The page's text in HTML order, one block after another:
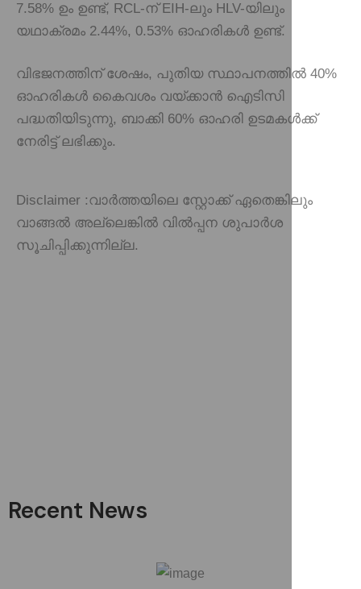
7.58% ഉം ഉണ്ട്, RCL-ന് EIH-ലും HLV-യിലും
യഥാക്രമം 2.44%, 0.53% ഓഹരികൾ ഉണ്ട്.
വിഭജനത്തിന് ശേഷം, പുതിയ സ്ഥാപനത്തിൽ 40%
ഓഹരികൾ കൈവശം വയ്ക്കാൻ ഐടിസി
പദ്ധതിയിടുന്നു, ബാക്കി 60% ഓഹരി ഉടമകൾക്ക്
നേരിട്ട് ലഭിക്കും.
Disclaimer :വാർത്തയിലെ സ്റ്റോക്ക് ഏതെങ്കിലും
വാങ്ങൽ അല്ലെങ്കിൽ വിൽപ്പന ശുപാർശ
സൂചിപ്പിക്കുന്നില്ല.
Recent News